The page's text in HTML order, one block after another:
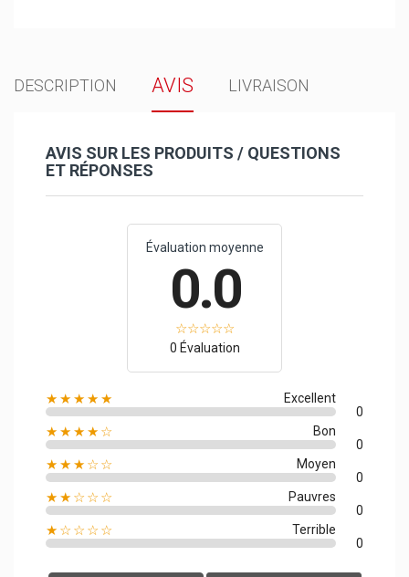
DESCRIPTION AVIS LIVRAISON
AVIS SUR LES PRODUITS / QUESTIONS
ET RÉPONSES
Évaluation moyenne
0.0
0 Évaluation
★★★★★
Excellent
0
★★★★☆
Bon
0
★★★☆☆
Moyen
0
★★☆☆☆
Pauvres
0
★☆☆☆☆
Terrible
0